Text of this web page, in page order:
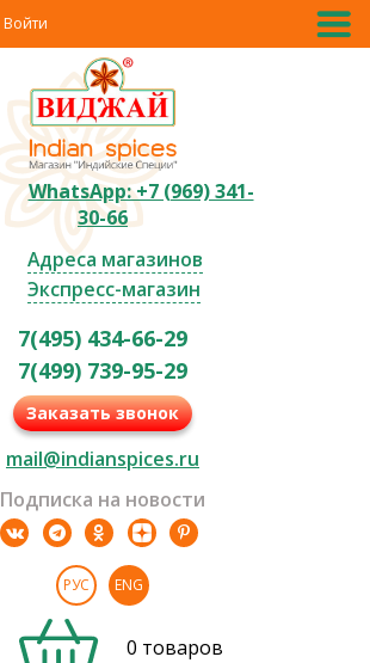
Войти
WhatsApp: +7 (969) 341-
30-66
Адреса магазинов
Экспресс-магазин
7(495) 434-66-29
7(499) 739-95-29
Заказать звонок
mail@indianspices.ru
Подписка на новости
РУС ENG
0 товаров